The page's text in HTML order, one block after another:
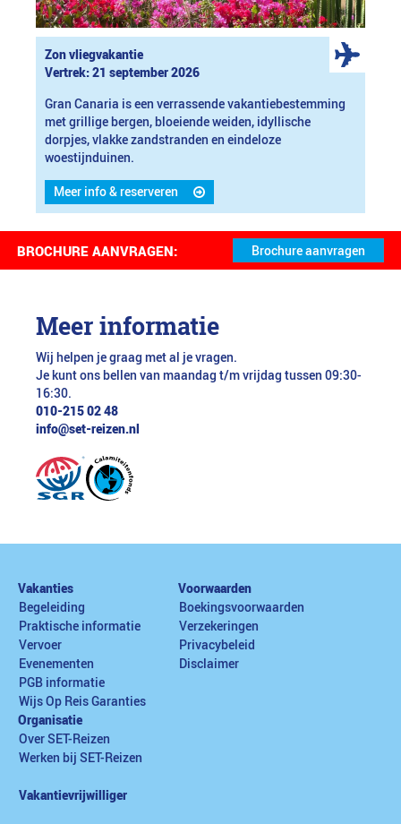
Zon vliegvakantie
Vertrek: 21 september 2026
Gran Canaria is een verrassende vakantiebestemming
met grillige bergen, bloeiende weiden, idyllische
dorpjes, vlakke zandstranden en eindeloze
woestijnduinen.
Meer info & reserveren
BROCHURE AANVRAGEN:
Meer informatie
Wij helpen je graag met al je vragen.
Je kunt ons bellen van maandag t/m vrijdag tussen 09:30-
16:30.
010-215 02 48
info@set-reizen.nl
Vakanties
Begeleiding
Praktische informatie
Vervoer
Evenementen
PGB informatie
Wijs Op Reis Garanties
Voorwaarden
Boekingsvoorwaarden
Verzekeringen
Privacybeleid
Disclaimer
Organisatie
Over SET-Reizen
Werken bij SET-Reizen
Vakantievrijwilliger